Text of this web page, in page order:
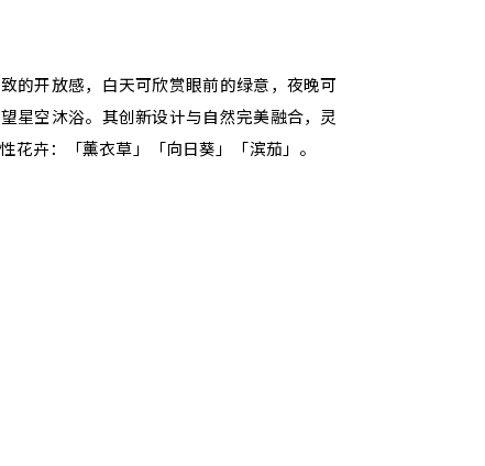
的开放感，白天可欣赏眼前的绿意，夜晚可
星空沐浴。其创新设计与自然完美融合，灵
花卉：「薰衣草」「向日葵」「滨茄」。